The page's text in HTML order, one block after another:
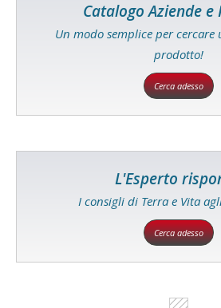
Catalogo Aziende
Un modo semplice per cercare
prodotto!
Cerca adesso
L'Esperto
I consigli di Terra e Vita
Cerca adesso